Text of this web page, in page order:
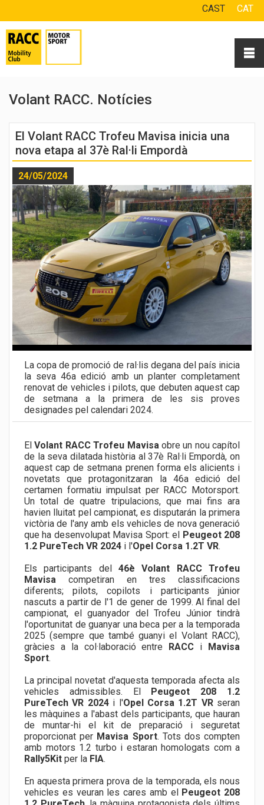
CAST CAT
Volant RACC. Notícies
El Volant RACC Trofeu Mavisa inicia una
nova etapa al 37è Ral·li Empordà
24/05/2024
La copa de promoció de ral·lis degana del país inicia
la seva 46a edició amb un planter completament
renovat de vehicles i pilots, que debuten aquest cap
de setmana a la primera de les sis proves
designades pel calendari 2024.
ElVolant RACC Trofeu Mavisa obre un nou capítol
de la seva dilatada història al 37è Ral·li Empordà, on
aquest cap de setmana prenen forma els alicients i
novetats que protagonitzaran la 46a edició del
certamen formatiu impulsat per RACC Motorsport.
Un total de quatre tripulacions, que mai fins ara
havien lluitat pel campionat, es disputarán la primera
victòria de l'any amb els vehicles de nova generació
que ha desenvolupat Mavisa Sport: el Peugeot 208
1.2 PureTech VR 2024 i l'Opel Corsa 1.2T VR.
Els participants del 46è Volant RACC Trofeu
Mavisa competiran en tres classificacions
diferents; pilots, copilots i participants júnior
nascuts a partir de l'1 de gener de 1999. Al final del
campionat, el guanyador del Trofeu Júnior tindrà
l'oportunitat de guanyar una beca per a la temporada
2025 (sempre que també guanyi el Volant RACC),
gràcies a la col·laboració entre RACC i Mavisa
Sport.
La principal novetat d'aquesta temporada afecta als
vehicles admissibles. El Peugeot 208 1.2
PureTech VR 2024i l'Opel Corsa 1.2T VRseran
les màquines a l'abast dels participants, que hauran
de muntar-hi el kit de preparació i seguretat
proporcionat per Mavisa Sport. Tots dos compten
amb motors 1.2 turbo i estaran homologats com a
Rally5Kit per la FIA.
En aquesta primera prova de la temporada, els nous
vehicles es veuran les cares amb el Peugeot 208